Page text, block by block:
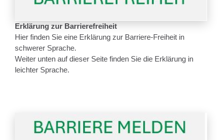
Erklärung zur Barrierefreiheit
Hier finden Sie eine Erklärung zur Barriere-Freiheit in
schwerer Sprache.
Weiter unten auf dieser Seite finden Sie die Erklärung in
leichter Sprache.